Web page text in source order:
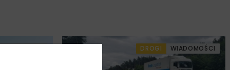
DROGI WIADOMOŚCI